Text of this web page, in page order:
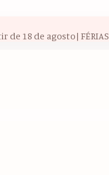
de 18 de agosto| FÉRIAS